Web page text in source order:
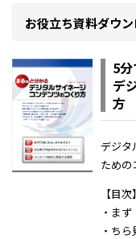
お役立ち資料ダウ
5分
デ
方
デジタ
ための
【目次】
・ま
・ち